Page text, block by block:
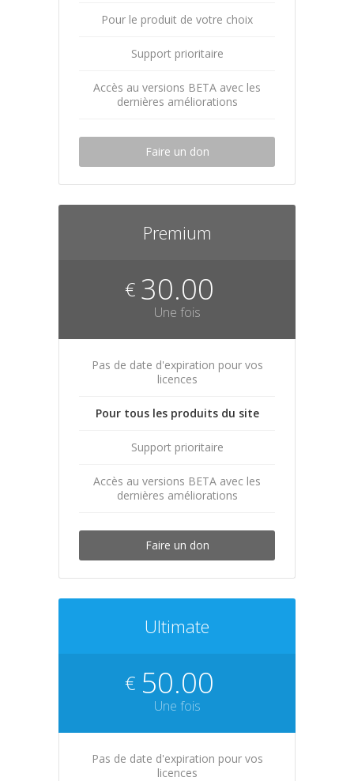
Pour le produit de votre choix
Support prioritaire
Accès au versions BETA avec les
dernières améliorations
Faire un don
Premium
€ 30.00
Une fois
Pas de date d'expiration pour vos
licences
Pour tous les produits du site
Support prioritaire
Accès au versions BETA avec les
dernières améliorations
Faire un don
Ultimate
€ 50.00
Une fois
Pas de date d'expiration pour vos
licences